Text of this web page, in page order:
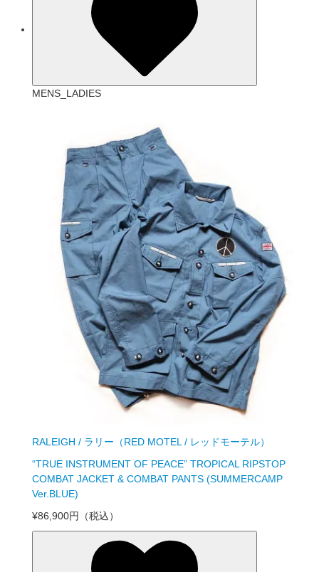
MENS_LADIES
RALEIGH / ラリー（RED MOTEL / レッドモーテル）
“TRUE INSTRUMENT OF PEACE” TROPICAL RIPSTOP
COMBAT JACKET & COMBAT PANTS (SUMMERCAMP
Ver.BLUE)
¥86,900円
（税込）